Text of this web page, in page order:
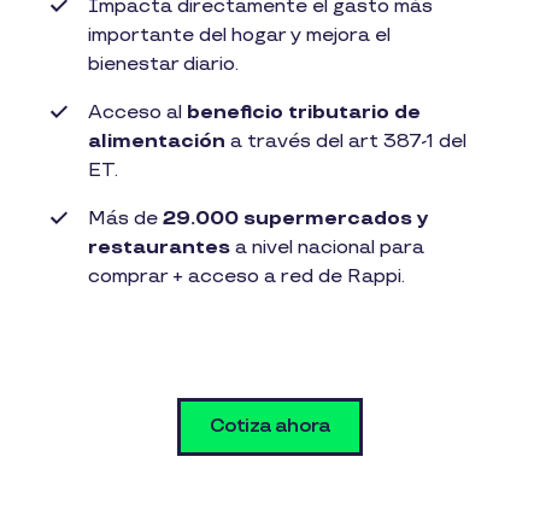
Impacta directamente el gasto más
importante del hogar y mejora el
bienestar diario. ​
Acceso al beneficio tributario de
alimentación a través del art 387-1 del
ET.
Más de 29.000 supermercados y
restaurantes a nivel nacional para
comprar + acceso a red de Rappi.​
Cotiza ahora